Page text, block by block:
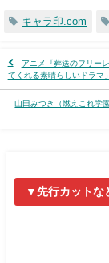
キャラ印.com
アニメ『葬送のフリー
てくれる素晴らしいドラマ」
山田みつき（燃えこれ学
▼先行カットな